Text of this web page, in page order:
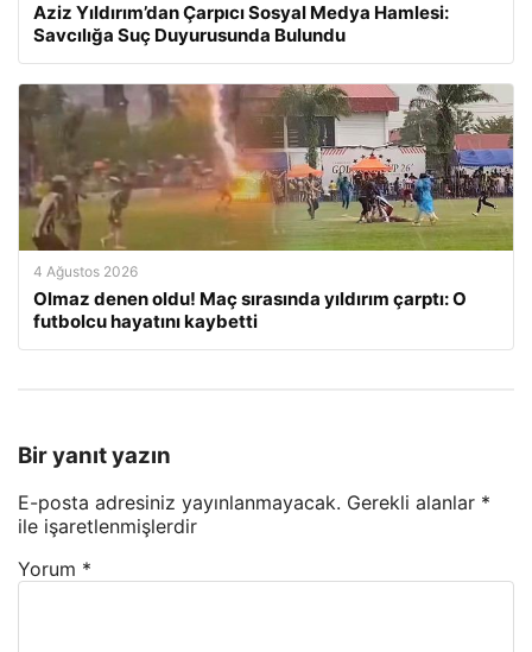
Aziz Yıldırım’dan Çarpıcı Sosyal Medya Hamlesi:
Savcılığa Suç Duyurusunda Bulundu
4 Ağustos 2026
Olmaz denen oldu! Maç sırasında yıldırım çarptı: O
futbolcu hayatını kaybetti
Bir yanıt yazın
E-posta adresiniz yayınlanmayacak. Gerekli alanlar *
ile işaretlenmişlerdir
Yorum *